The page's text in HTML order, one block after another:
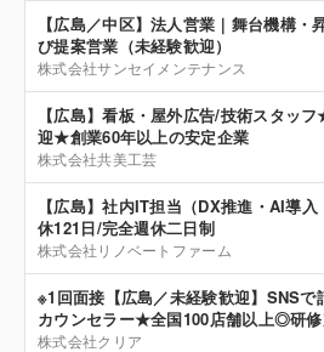
【広島／中区】法人営業｜舞台機構・
び提案営業（未経験歓迎）
株式会社サンセイメンテナンス
【広島】看板・屋外広告/技術スタッ
迎★創業60年以上の安定企業
株式会社共美工芸
【広島】社内IT担当（DX推進・AI導
休121日/完全週休二日制
株式会社リノベートファーム
※1回面接【広島／未経験歓迎】SNSで
カウンセラー★全国100店舗以上◎研
株式会社クリア